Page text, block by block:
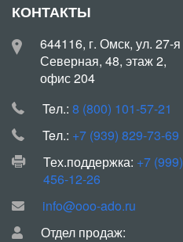
КОНТАКТЫ
644116, г. Омск, ул. 27-я
Северная, 48, этаж 2,
офис 204
Teл.: 8 (800) 101-57-21
Teл.: +7 (939) 829-73-69
Тех.поддержка: +7 (999)
456-12-26
info@ooo-ado.ru
Отдел продаж: